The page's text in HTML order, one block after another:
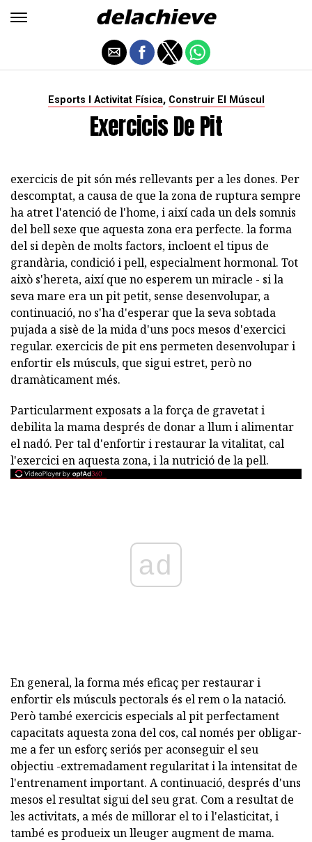
Esports I Activitat Física, Construir El Múscul
Exercicis De Pit
exercicis de pit són més rellevants per a les dones. Per
descomptat, a causa de que la zona de ruptura sempre
ha atret l'atenció de l'home, i així cada un dels somnis
del bell sexe que aquesta zona era perfecte. la forma
del si depèn de molts factors, incloent el tipus de
grandària, condició i pell, especialment hormonal. Tot
això s'hereta, així que no esperem un miracle - si la
seva mare era un pit petit, sense desenvolupar, a
continuació, no s'ha d'esperar que la seva sobtada
pujada a sisè de la mida d'uns pocs mesos d'exercici
regular. exercicis de pit ens permeten desenvolupar i
enfortir els músculs, que sigui estret, però no
dramàticament més.
Particularment exposats a la força de gravetat i
debilita la mama després de donar a llum i alimentar
el nadó. Per tal d'enfortir i restaurar la vitalitat, cal
l'exercici en aquesta zona, i la nutrició de la pell.
ad
En general, la forma més eficaç per restaurar i
enfortir els músculs pectorals és el rem o la natació.
Però també exercicis especials al pit perfectament
capacitats aquesta zona del cos, cal només per obligar-
me a fer un esforç seriós per aconseguir el seu
objectiu -extremadament regularitat i la intensitat de
l'entrenament important. A continuació, després d'uns
mesos el resultat sigui del seu grat. Com a resultat de
les activitats, a més de millorar el to i l'elasticitat, i
també es produeix un lleuger augment de mama.